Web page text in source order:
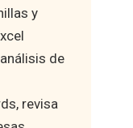
y
de
revisa